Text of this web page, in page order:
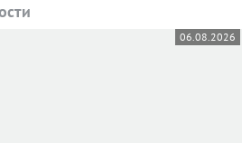
06.08.2026